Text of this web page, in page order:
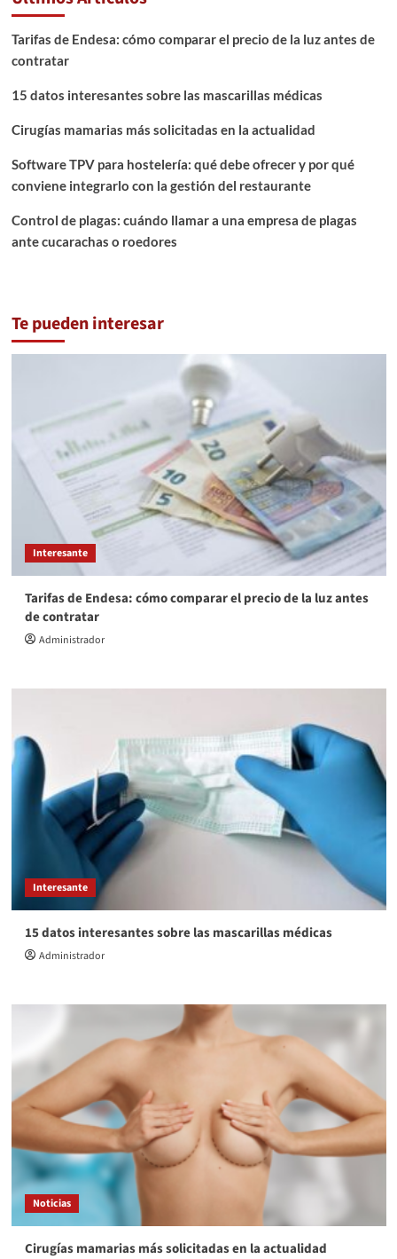
Tarifas de Endesa: cómo comparar el precio de la luz antes de
contratar
15 datos interesantes sobre las mascarillas médicas
Cirugías mamarias más solicitadas en la actualidad
Software TPV para hostelería: qué debe ofrecer y por qué
conviene integrarlo con la gestión del restaurante
Control de plagas: cuándo llamar a una empresa de plagas
ante cucarachas o roedores
Te pueden interesar
Interesante
Tarifas de Endesa: cómo comparar el precio de la luz antes
de contratar
Administrador
Interesante
15 datos interesantes sobre las mascarillas médicas
Administrador
Noticias
Cirugías mamarias más solicitadas en la actualidad